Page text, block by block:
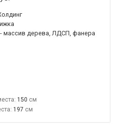
массив дерева, ЛДСП, фанера
150
197